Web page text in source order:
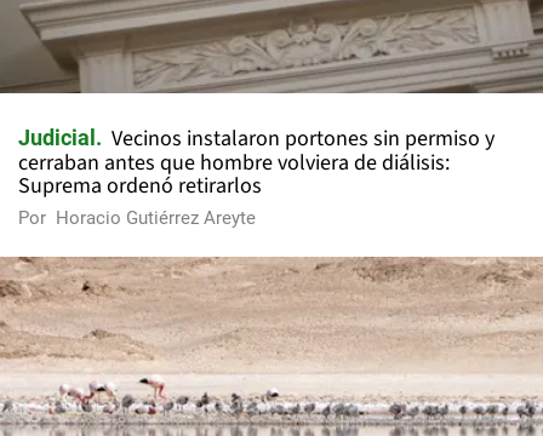
Judicial
Vecinos instalaron portones sin permiso y
cerraban antes que hombre volviera de diálisis:
Suprema ordenó retirarlos
Por Horacio Gutiérrez Areyte